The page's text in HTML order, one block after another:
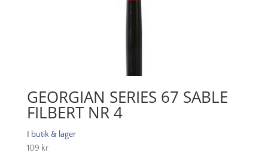
GEORGIAN SERIES 67 SABLE
FILBERT NR 4
I butik & lager
109 kr